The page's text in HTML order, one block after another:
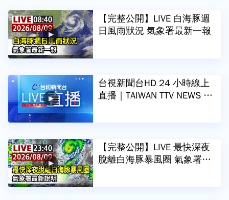
【完整公開】LIVE 白海豚週
日風雨狀況 氣象署最新一報
台視新聞台HD 24 小時線上
直播｜TAIWAN TTV NEWS H
【完整公開】LIVE 最快深夜
脫離白海豚暴風圈 氣象署最